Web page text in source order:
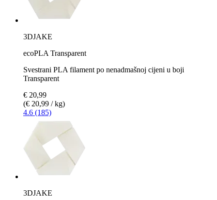
3DJAKE
ecoPLA Transparent
Svestrani PLA filament po nenadmašnoj cijeni u boji
Transparent
€ 20,99
(€ 20,99 / kg)
4.6 (185)
3DJAKE